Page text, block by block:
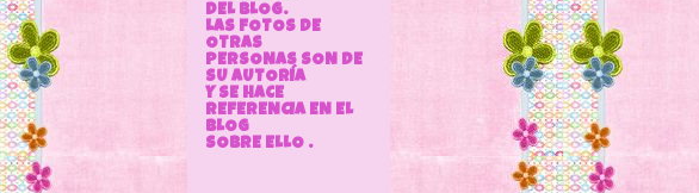
DEL BLOG.
LAS FOTOS DE
OTRAS
PERSONAS SON DE
SU AUTORÍA
Y SE HACE
REFERENCIA EN EL
BLOG
SOBRE ELLO .